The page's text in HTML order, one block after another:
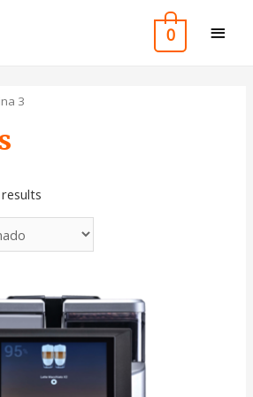
0
3